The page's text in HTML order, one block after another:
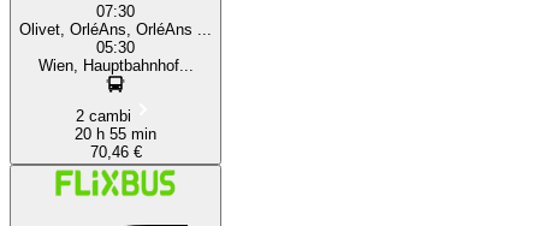
07:30
Olivet, OrléAns, OrléAns ...
05:30
Wien, Hauptbahnhof...
2 cambi
20 h 55 min
70,46 €